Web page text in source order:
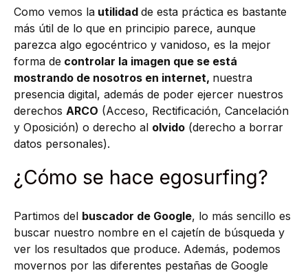
Como vemos la utilidad de esta práctica es bastante
más útil de lo que en principio parece, aunque
parezca algo egocéntrico y vanidoso, es la mejor
forma de controlar la imagen que se está
mostrando de nosotros en internet, nuestra
presencia digital, además de poder ejercer nuestros
derechos ARCO (Acceso, Rectificación, Cancelación
y Oposición) o derecho al olvido (derecho a borrar
datos personales).
¿Cómo se hace egosurfing?
Partimos del buscador de Google, lo más sencillo es
buscar nuestro nombre en el cajetín de búsqueda y
ver los resultados que produce. Además, podemos
movernos por las diferentes pestañas de Google